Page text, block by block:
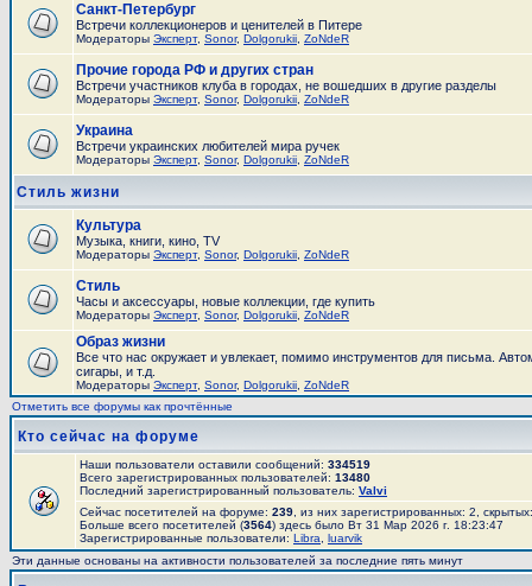
Санкт-Петербург
Встречи коллекционеров и ценителей в Питере
Модераторы Эксперт, Sonor, Dolgorukii ZoNdeR
Прочие города РФ и других стран
Встречи участников клуба в городах, не вошедших в другие разделы
Модераторы Эксперт, Sonor, Dolgorukii ZoNdeR
Украина
Встречи украинских любителей мира ручек
Модераторы Эксперт, Sonor, Dolgorukii ZoNdeR
Стиль жизни
Культура
Музыка, книги, кино, TV
Модераторы Эксперт, Sonor, Dolgorukii ZoNdeR
Стиль
Часы и аксесcуары, новые коллекции, где купить
Модераторы Эксперт, Sonor, Dolgorukii ZoNdeR
Образ жизни
Все что нас окружает и увлекает, помимо инструментов для письма.
сигары, и т.д.
Модераторы Эксперт, Sonor, Dolgorukii ZoNdeR
Отметить все форумы как прочтённые
Кто сейчас на форуме
Наши пользователи оставили сообщений: 334519
Всего зарегистрированных пользователей: 13480
Последний зарегистрированный пользователь: Valvi
Сейчас посетителей на форуме: 239 , из них зарегистрированных: 2,
Больше всего посетителей (3564) здесь было Вт 31 Мар 2026 г. 18:23:47
Зарегистрированные пользователи: Libra
luarvik
Эти данные основаны на активности пользователей за последние пять минут